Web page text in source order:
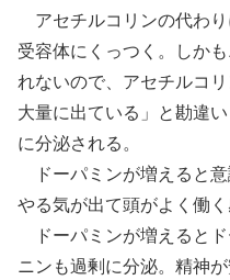
アセチルコリンの代わ
受容体にくっつく。しか
れないので、アセチルコ
大量に出ている」と勘違
に分泌される。
ドーパミンが増えると意
やる気が出て頭がよく働く
ドーパミンが増えるとド
ニンも過剰に分泌。精神